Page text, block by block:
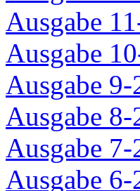
Ausgabe
Ausgabe
Ausgabe
Ausgabe
Ausgabe
Ausgabe